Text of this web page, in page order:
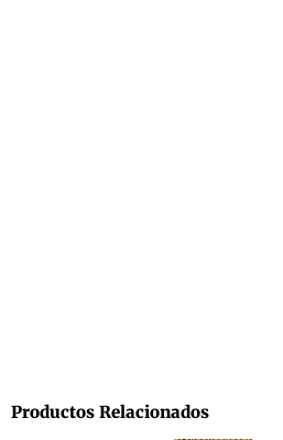
Productos Relacionados